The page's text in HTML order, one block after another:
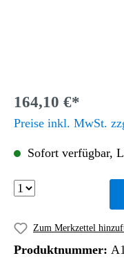
164,10 €*
Preise inkl. MwSt.
Sofort verfügbar,
Zum Merkzettel
Produktnummer: